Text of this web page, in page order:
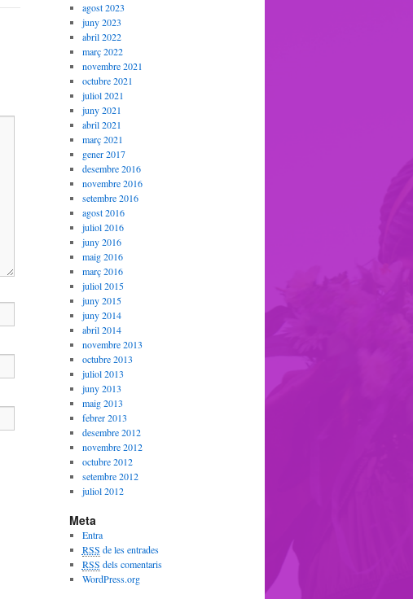
agost 2023
juny 2023
abril 2022
març 2022
novembre 2021
octubre 2021
juliol 2021
juny 2021
abril 2021
març 2021
gener 2017
desembre 2016
novembre 2016
setembre 2016
agost 2016
juliol 2016
juny 2016
maig 2016
març 2016
juliol 2015
juny 2015
juny 2014
abril 2014
novembre 2013
octubre 2013
juliol 2013
juny 2013
maig 2013
febrer 2013
desembre 2012
novembre 2012
octubre 2012
setembre 2012
juliol 2012
Meta
Entra
RSS de les entrades
RSS dels comentaris
WordPress.org